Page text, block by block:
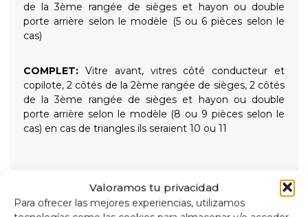
Valoramos tu privacidad
Para ofrecer las mejores experiencias, utilizamos
de la 3ème rangée de sièges et hayon ou double
porte arrière selon le modèle (5 ou 6 pièces selon le
cas)
COMPLET: Vitre avant, vitres côté conducteur et
copilote, 2 côtés de la 2ème rangée de sièges, 2 côtés
de la 3ème rangée de sièges et hayon ou double
porte arrière selon le modèle (8 ou 9 pièces selon le
cas) en cas de triangles ils seraient 10 ou 11
ISOLANTS THERMIQUES À 9 COUCHES